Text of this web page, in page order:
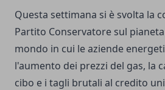
Questa settimana si è svolta la
Partito Conservatore sul
mondo in cui le aziende
l'aumento dei prezzi del gas, la
cibo e i tagli brutali al credito